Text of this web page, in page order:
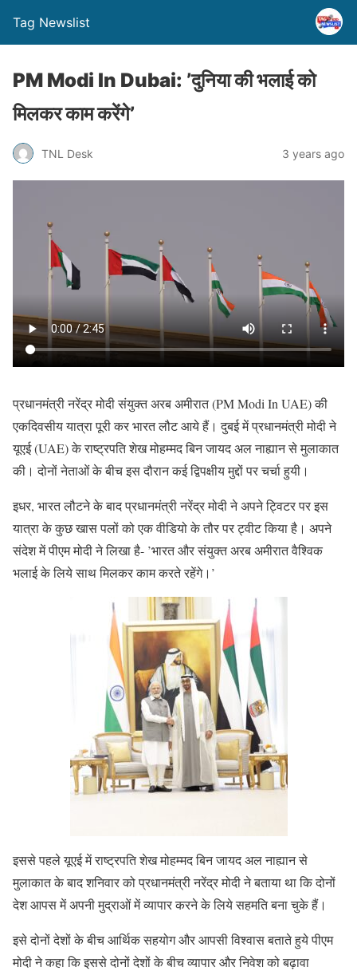
Tag Newslist
PM Modi In Dubai: ’दुनिया की भलाई को
मिलकर काम करेंगे’
TNL Desk 3 years ago
प्रधानमंत्री नरेंद्र मोदी संयुक्त अरब अमीरात (PM Modi In UAE) की
एकदिवसीय यात्रा पूरी कर भारत लौट आये हैं। दुबई में प्रधानमंत्री मोदी ने
यूएई (UAE) के राष्ट्रपति शेख मोहम्मद बिन जायद अल नाह्यान से मुलाकात
की। दोनों नेताओं के बीच इस दौरान कई द्विपक्षीय मुद्दों पर चर्चा हुयी।
इधर, भारत लौटने के बाद प्रधानमंत्री नरेंद्र मोदी ने अपने ट्विटर पर इस
यात्रा के कुछ खास पलों को एक वीडियो के तौर पर ट्वीट किया है। अपने
संदेश में पीएम मोदी ने लिखा है- ’भारत और संयुक्त अरब अमीरात वैश्विक
भलाई के लिये साथ मिलकर काम करते रहेंगे।’
इससे पहले यूएई में राष्ट्रपति शेख मोहम्मद बिन जायद अल नाह्यान से
मुलाकात के बाद शनिवार को प्रधानमंत्री नरेंद्र मोदी ने बताया था कि दोनों
देश आपस में अपनी मुद्राओं में व्यापार करने के लिये सहमति बना चुके हैं।
इसे दोनों देशों के बीच आर्थिक सहयोग और आपसी विश्वास बताते हुये पीएम
मोदी ने कहा कि इससे दोनों देशों के बीच व्यापार और निवेश को बढ़ावा